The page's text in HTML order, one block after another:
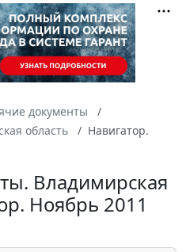
документы
область
Навигатор.
Владимирская
Ноябрь 2011